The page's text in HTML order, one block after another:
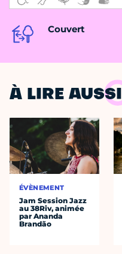
Couvert
À LIRE AUSSI
ÉVÈNEMENT
Jam Session Jazz
au 38Riv, animée
par Ananda
Brandão